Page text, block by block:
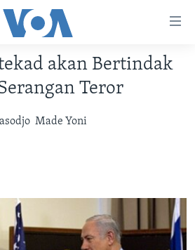
akan Bertindak
Teror
Made Yoni